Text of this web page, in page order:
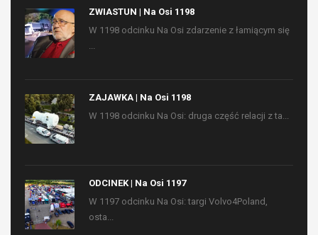
ZWIASTUN | Na Osi 1198
W 1198 odcinku Na Osi zdarzenie z łamiącym się
ZAJAWKA | Na Osi 1198
W 1198 odcinku Na Osi: druga część relacji z ta...
ODCINEK | Na Osi 1197
W 1197 odcinku Na Osi: targi Volvo4Poland,
osta...